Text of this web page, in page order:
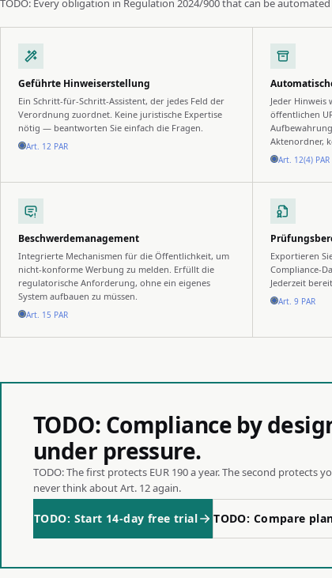
TODO: Every obligation in Regulation 2024/900 that can be
Geführte Hinweiserstellung
Ein Schritt-für-Schritt-Assistent, der jedes Feld der
Verordnung zuordnet. Keine juristische Expertise
nötig — beantworten Sie einfach die Fragen.
Art. 12 PAR
Jeder
öffentlichen
Aktenordner,
Art. 12(4) PAR
Beschwerdemanagement
Integrierte Mechanismen für die Öffentlichkeit, um
nicht-konforme Werbung zu melden. Erfüllt die
regulatorische Anforderung, ohne ein eigenes
System aufbauen zu müssen.
Art. 15 PAR
Exportieren
Compliance-
Jederzeit
Art. 9 PAR
TODO: Compliance by
under pressure.
TODO: The first protects EUR 190 a year. The second protects
never think about Art. 12 again.
TODO: Start 14-day free trial TODO: Compare